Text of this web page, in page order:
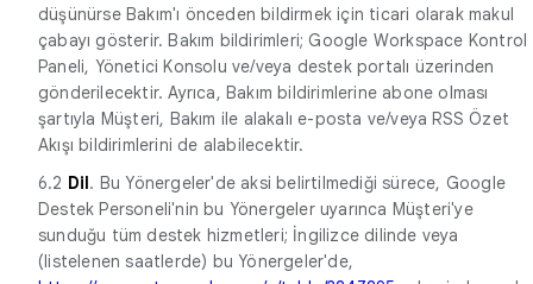
düşünürse Bakım'ı önceden bildirmek için ticari olarak makul
çabayı gösterir. Bakım bildirimleri; Google Workspace Kontrol
Paneli, Yönetici Konsolu ve/veya destek portalı üzerinden
gönderilecektir. Ayrıca, Bakım bildirimlerine abone olması
şartıyla Müşteri, Bakım ile alakalı e-posta ve/veya RSS Özet
Akışı bildirimlerini de alabilecektir.
6.2 Dil. Bu Yönergeler'de aksi belirtilmediği sürece, Google
Destek Personeli'nin bu Yönergeler uyarınca Müşteri'ye
sunduğu tüm destek hizmetleri; İngilizce dilinde veya
(listelenen saatlerde) bu Yönergeler'de,